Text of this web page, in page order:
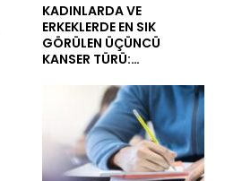
KADINLARDA VE
ERKEKLERDE EN SIK
GÖRÜLEN ÜÇÜNCÜ
KANSER TÜRÜ:…